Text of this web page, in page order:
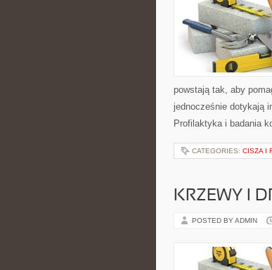
powstają tak, aby
jednocześnie dotykają
Profilaktyka i badania
CATEGORIES: CISZA I
KRZEWY I
POSTED BY ADMIN